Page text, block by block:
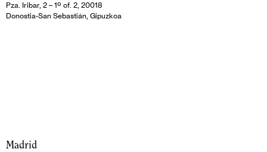
Pza. Iribar, 2 – 1º of. 2, 20018
Donostia-San Sebastián, Gipuzkoa
Madrid